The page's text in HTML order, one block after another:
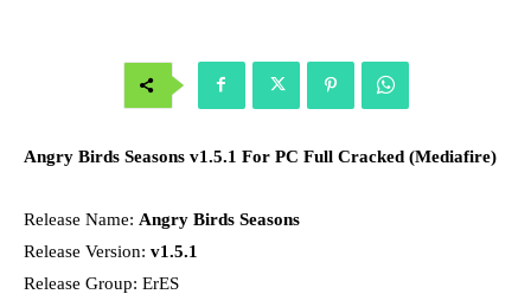
Angry Birds Seasons v1.5.1 For PC Full Cracked (Mediafire)
Release Name: Angry Birds Seasons
Release Version: v1.5.1
Release Group: ErES